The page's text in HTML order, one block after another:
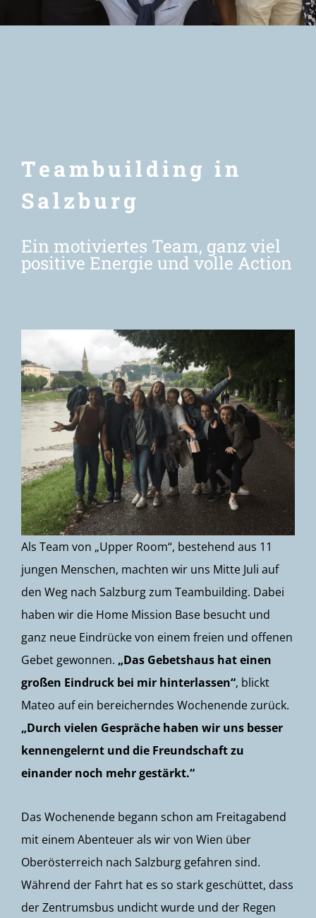
Teambuilding in
Salzburg
Ein motiviertes Team, ganz viel
positive Energie und volle Action
Als Team von „Upper Room“, bestehend aus 11
jungen Menschen, machten wir uns Mitte Juli auf
den Weg nach Salzburg zum Teambuilding. Dabei
haben wir die Home Mission Base besucht und
ganz neue Eindrücke von einem freien und offenen
Gebet gewonnen. „Das Gebetshaus hat einen
großen Eindruck bei mir hinterlassen“, blickt
Mateo auf ein bereicherndes Wochenende zurück.
„Durch vielen Gespräche haben wir uns besser
kennengelernt und die Freundschaft zu
einander noch mehr gestärkt.“
Das Wochenende begann schon am Freitagabend
mit einem Abenteuer als wir von Wien über
Oberösterreich nach Salzburg gefahren sind.
Während der Fahrt hat es so stark geschüttet, dass
der Zentrumsbus undicht wurde und der Regen